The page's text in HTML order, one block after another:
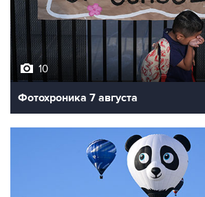
10
Фотохроника 7 августа